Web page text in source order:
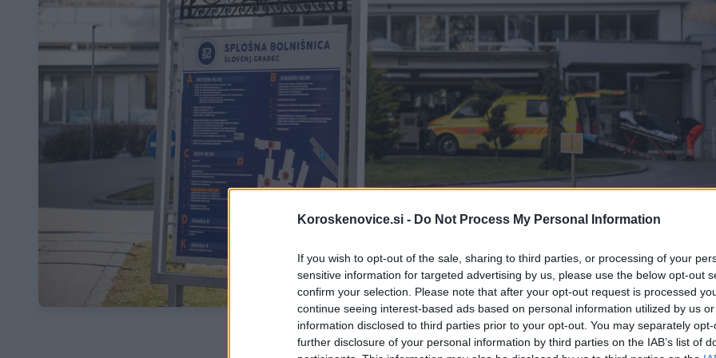
Koroskenovice.si - Do Not Process My Personal Information
If you wish to opt-out of the sale, sharing to third parties, or processing of your
sensitive information for targeted advertising by us, please use the below opt-out
confirm your selection. Please note that after your opt-out request is processed
continue seeing interest-based ads based on personal information utilized by us
information disclosed to third parties prior to your opt-out. You may separately
further disclosure of your personal information by third parties on the IAB’s list of
Simbolična fotografija|